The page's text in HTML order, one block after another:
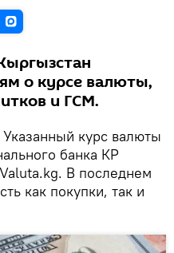
о курсе валюты,
и ГСМ.
Указанный курс валюты
банка КР
В последнем
как покупки, так и